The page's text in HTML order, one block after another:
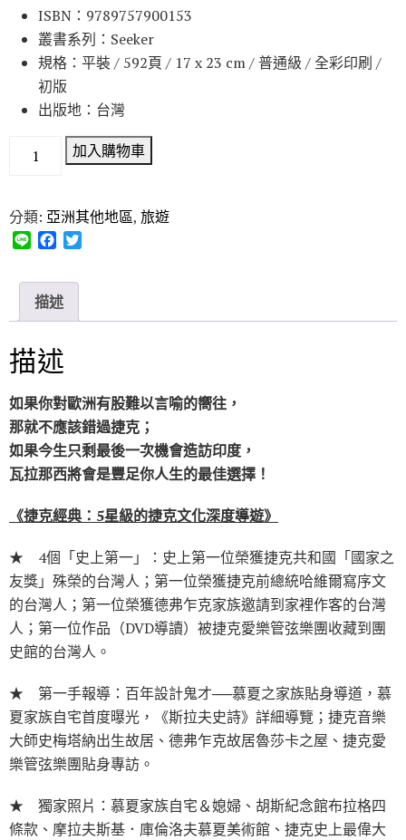
ISBN：9789757900153
叢書系列：Seeker
規格：平裝 / 592頁 / 17 x 23 cm / 普通級 / 全彩印刷 /
初版
出版地：台灣
加入購物車
分類: 亞洲其他地區, 旅遊
e
e
b
o
k
描述
描述
如果你對歐洲有股難以言喻的嚮往，
那就不應該錯過捷克；
如果今生只剩最後一次機會造訪印度，
瓦拉那西將會是豐足你人生的最佳選擇！
《捷克經典：5星級的捷克文化深度導遊》
★ 4個「史上第一」：史上第一位榮獲捷克共和國「國家之
友獎」殊榮的台灣人；第一位榮獲捷克前總統哈維爾寫序文
的台灣人；第一位榮獲德弗乍克家族邀請到家裡作客的台灣
人；第一位作品（DVD導讀）被捷克愛樂管弦樂團收藏到團
史館的台灣人。
★ 第一手報導：百年設計鬼才──慕夏之家族貼身導道，慕
夏家族自宅首度曝光，《斯拉夫史詩》詳細導覽；捷克音樂
大師史梅塔納出生故居、德弗乍克故居魯莎卡之屋、捷克愛
樂管弦樂團貼身專訪。
★ 獨家照片：慕夏家族自宅＆媳婦、胡斯紀念館布拉格四
條款、摩拉夫斯基．庫倫洛夫慕夏美術館、捷克史上最偉大